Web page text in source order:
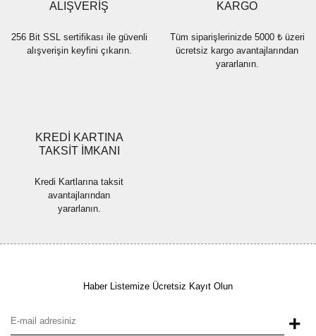
ALIŞVERİŞ
256 Bit SSL sertifikası ile güvenli
alışverişin keyfini çıkarın.
KARGO
Tüm siparişlerinizde 5000 ₺ üzeri
ücretsiz kargo avantajlarından
yararlanın.
KREDİ KARTINA
TAKSİT İMKANI
Kredi Kartlarına taksit
avantajlarından
yararlanın.
Haber Listemize Ücretsiz Kayıt Olun
+